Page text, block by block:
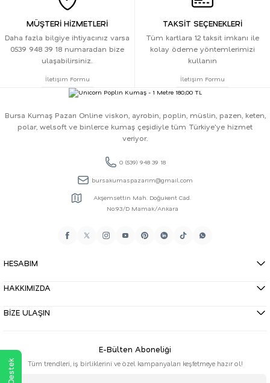
MÜŞTERİ HİZMETLERİ
Daha fazla bilgiye ihtiyacınız varsa
0539 948 39 18 numaradan bize
ulaşabilirsiniz.
İletişim Formu
TAKSİT SEÇENEKLERİ
Tüm kartlara 12 taksit imkanı ile
kolay ödeme yöntemlerimizi
kullanın
İletişim Formu
Bursa Kumaş Pazarı Online viskon, ayrobin, poplin, müslin, pazen, keten,
polar, welsoft ve binlerce kumaş çeşidiyle tüm Türkiye'ye hizmet
veriyor.
0 (539) 948 39 18
bursakumaspazarim@gmail.com
Akşemsettin Mah. Doğukent Cad.
No:93/D Mamak/Ankara
HESABIM
HAKKIMIZDA
BİZE ULAŞIN
E-Bülten Aboneliği
Tüm trendleri, iş birliklerini ve özel kampanyaları keşfetmeye hazır ol!